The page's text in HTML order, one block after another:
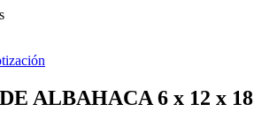
ALBAHACA 6 x 12 x 18